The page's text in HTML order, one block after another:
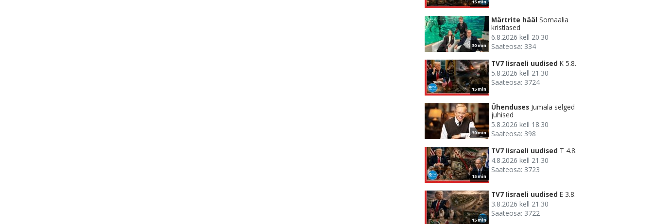
15 min
30 min
Märtrite hääl Somaalia
kristlased
6.8.2026 kell 20.30
Saateosa: 334
15 min
TV7 Iisraeli uudised K 5.8.
5.8.2026 kell 21.30
Saateosa: 3724
30 min
Ühenduses Jumala selged
juhised
5.8.2026 kell 18.30
Saateosa: 398
15 min
TV7 Iisraeli uudised T 4.8.
4.8.2026 kell 21.30
Saateosa: 3723
15 min
TV7 Iisraeli uudised E 3.8.
3.8.2026 kell 21.30
Saateosa: 3722